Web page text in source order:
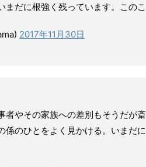
まだに根強く残っています。この
2017年11月30日
者やその家族への差別もそうだが
係のひとをよく見かける。いまだ